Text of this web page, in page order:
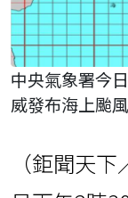
中央氣象署今
威發布海上颱
（鉅聞天